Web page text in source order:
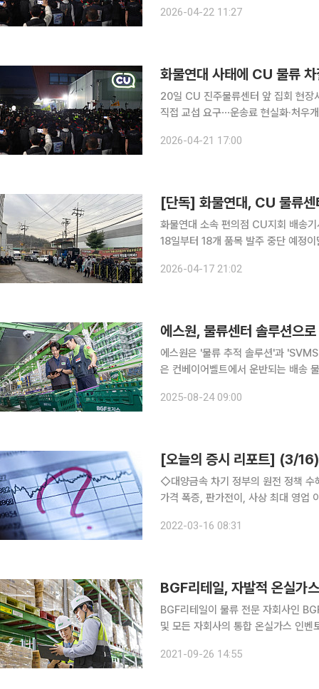
한 가운데 교섭 상견례를 진행한 뒤
2026-04-22 11:27
화물연대 사태에 CU 물류 차
20일 CU 진주물류센터 앞 집회 현장
직접 교섭 요구⋯운송료 현실화·처우
국민주노동조합총연맹(민주노총) 산
2026-04-21 17:00
화물연대 소속 편의점 CU지회 배송
18일부터 18개 품목 발주 중단 예정
생산 단계까지 확산됐다. 물류센터 점
2026-04-17 21:02
에스원, 물류센터 솔루션으
에스원은 '물류 추적 솔루션'과 'SVMS 안전
은 컨베이어벨트에서 운반되는 배송
2025-08-24 09:00
[오늘의 증시 리포트] (3/16)
◇대양금속 차기 정부의 원전 정책 수혜, 니켈 가격 폭증으로 사상 최대 영업이익의 해가 뜬다 니켈
가격 폭증, 판가전이, 사상 최대 영업 이익의 랠리 2022년 매출액 2438억
자의견 BUY유지 1분기 사상 최대 실
2022-03-16 08:31
BGF리테일, 자발적 온실가
BGF리테일이 물류 전문 자회사인
및 모든 자회사의 통합 온실가스 인벤토리 구축
2021-09-26 14:55